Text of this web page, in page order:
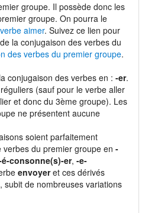
groupe. Il possède donc les
groupe. On pourra le
verbe aimer. Suivez ce lien pour
la conjugaison des verbes du
des verbes du premier groupe.
conjugaison des verbes en : -er.
(sauf pour le verbe aller
et donc du 3ème groupe). Les
ne présentent aucune
soient parfaitement
du premier groupe en -
é-consonne(s)-er, -e-
envoyeret ces dérivés
subit de nombreuses variations